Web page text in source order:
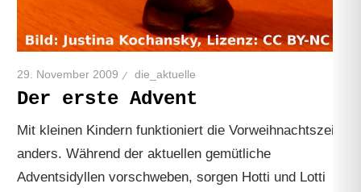
29. November 2009 die_aktuelle
Der erste Advent
Mit kleinen Kindern funktioniert die Vorweihnachtszeit
anders. Während der aktuellen gemütliche
Adventsidyllen vorschweben, sorgen Hotti und Lotti